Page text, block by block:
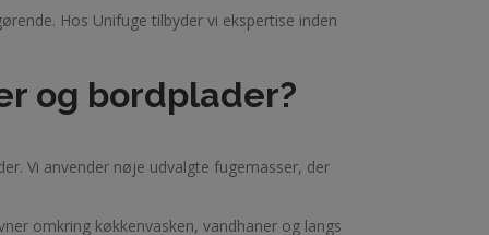
Hos Unifuge tilbyder vi ekspertise inden
og bordplader?
Vi anvender nøje udvalgte fugemasser, der
omkring køkkenvasken, vandhaner og langs